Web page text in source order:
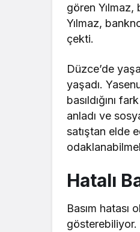
gören
Yılmaz,
çekti.
Düzce’de
yaşadı.
basıldığını
anladı ve
satıştan elde
Hatalı
Basım hatası